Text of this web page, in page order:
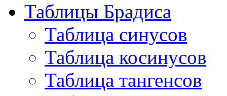
Таблицы Брадиса
Таблица синусов
Таблица косинусов
Таблица тангенсов